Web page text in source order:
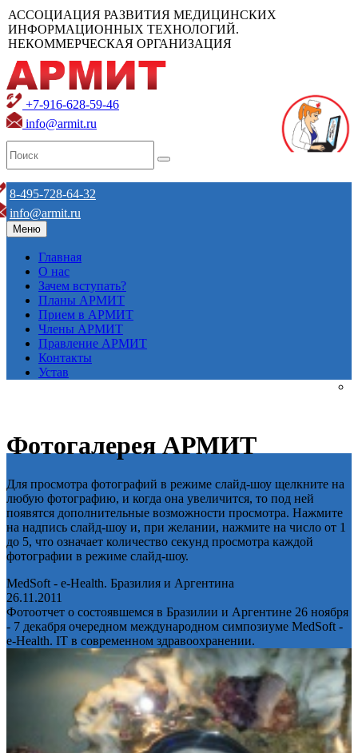
АССОЦИАЦИЯ РАЗВИТИЯ МЕДИЦИНСКИХ
ИНФОРМАЦИОННЫХ ТЕХНОЛОГИЙ.
НЕКОММЕРЧЕСКАЯ ОРГАНИЗАЦИЯ
+7-916-628-59-46
info@armit.ru
8-495-728-64-32
info@armit.ru
Меню
Главная
О нас
Зачем вступать?
Планы АРМИТ
Прием в АРМИТ
Члены АРМИТ
Правление АРМИТ
Контакты
Устав
Фотогалерея АРМИТ
Для просмотра фотографий в режиме слайд-шоу щелкните на
любую фотографию, и когда она увеличится, то под ней
появятся дополнительные возможности просмотра. Нажмите
на надпись слайд-шоу и, при желании, нажмите на число от 1
до 5, что означает количество секунд просмотра каждой
фотографии в режиме слайд-шоу.
MedSoft - e-Health. Бразилия и Аргентина
26.11.2011
Фотоотчет о состоявшемся в Бразилии и Аргентине 26 ноября
- 7 декабря очередном международном симпозиуме MedSoft -
e-Health. IT в современном здравоохранении.